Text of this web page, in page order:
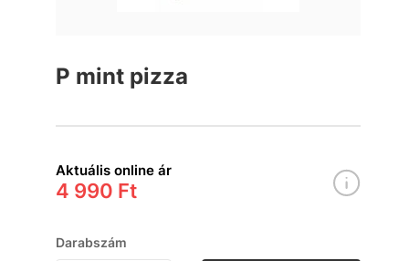
P mint pizza
Aktuális online ár
4 990 Ft
Darabszám